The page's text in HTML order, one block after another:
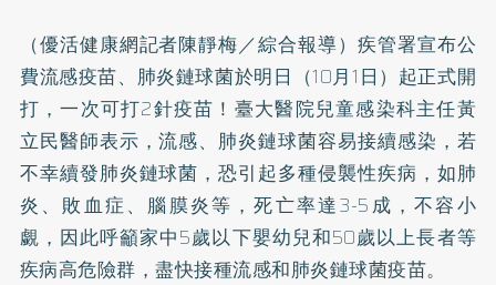
（優活健康網記者陳靜梅／綜合報導）疾管署宣布公
費流感疫苗、肺炎鏈球菌於明日（10月1日）起正式開
打，一次可打2針疫苗！臺大醫院兒童感染科主任黃
立民醫師表示，流感、肺炎鏈球菌容易接續感染，若
不幸續發肺炎鏈球菌，恐引起多種侵襲性疾病，如肺
炎、敗血症、腦膜炎等，死亡率達3-5成，不容小
覷，因此呼籲家中5歲以下嬰幼兒和50歲以上長者等
疾病高危險群，盡快接種流感和肺炎鏈球菌疫苗。